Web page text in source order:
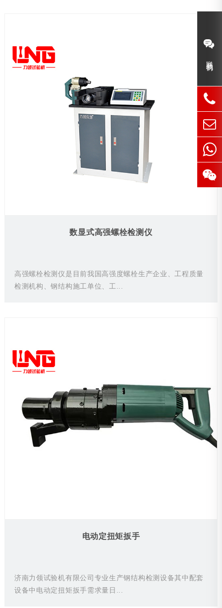
数显式高强螺栓检测仪
高强螺栓检测仪是目前我国高强度螺栓生产企业、工程质量
检测机构、钢结构施工单位、工...
电动定扭矩扳手
济南力领试验机有限公司专业生产钢结构检测设备其中配套
设备中电动定扭矩扳手需求量日...